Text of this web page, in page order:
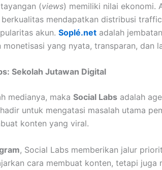
(views) memiliki nilai ekonomi.
mendapatkan distribusi
akun. Soplé.net adalah
monetisasi yang nyata, transparan, dan
Sekolah Jutawan Digital
medianya, maka Social Labs adalah
untuk mengatasi masalah utama
konten yang viral.
, Social Labs memberikan jalur
cara membuat konten, tetapi juga